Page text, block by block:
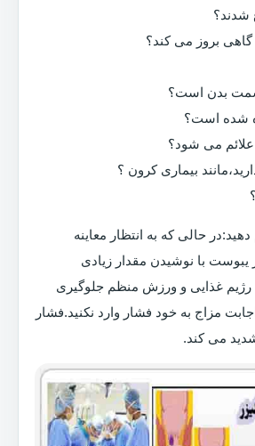
شدند؟
گاهی بروز می کند؟
بدن است؟
شده است؟
می شود؟
بیماری کرون ؟
حالی که به انتظار معاینه
یبوست با نوشیدن مقدار زیادی
رژیم غذایی و ورزش منظم جلوگیری
مزاج به خود فشار وارد نکنید.فشار
می کند.